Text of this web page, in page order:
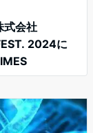
式会社
2024に